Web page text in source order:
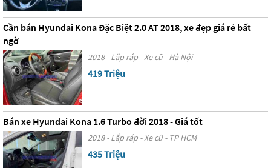
Cần bán Hyundai Kona Đặc Biệt 2.0 AT 2018, xe đẹp giá rẻ bất
ngờ
2018 - Lắp ráp - Xe cũ - Hà Nội
419 Triệu
Bán xe Hyundai Kona 1.6 Turbo đời 2018 - Giá tốt
2018 - Lắp ráp - Xe cũ - TP HCM
435 Triệu